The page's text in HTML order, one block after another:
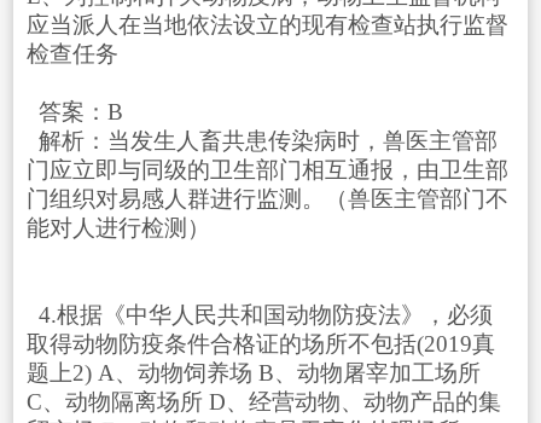
应当派人在当地依法设立的现有检查站执行监督
检查任务
答案：B
解析：当发生人畜共患传染病时，兽医主管部
门应立即与同级的卫生部门相互通报，由卫生部
门组织对易感人群进行监测。（兽医主管部门不
能对人进行检测）
4.根据《中华人民共和国动物防疫法》，必须
取得动物防疫条件合格证的场所不包括(2019真
题上2) A、动物饲养场 B、动物屠宰加工场所
C、动物隔离场所 D、经营动物、动物产品的集